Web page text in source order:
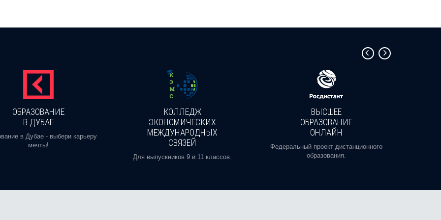
ОБРАЗОВАНИЕ
В ДУБАЕ
в Дубае - выбери карьеру
мечты!
КОЛЛЕДЖ
ЭКОНОМИЧЕСКИХ
МЕЖДУНАРОДНЫХ
СВЯЗЕЙ
Для выпускников 9 и 11 классов.
ВЫСШЕЕ
ОБРАЗОВАНИЕ
ОНЛАЙН
Федеральный проект дистанционного
образования.